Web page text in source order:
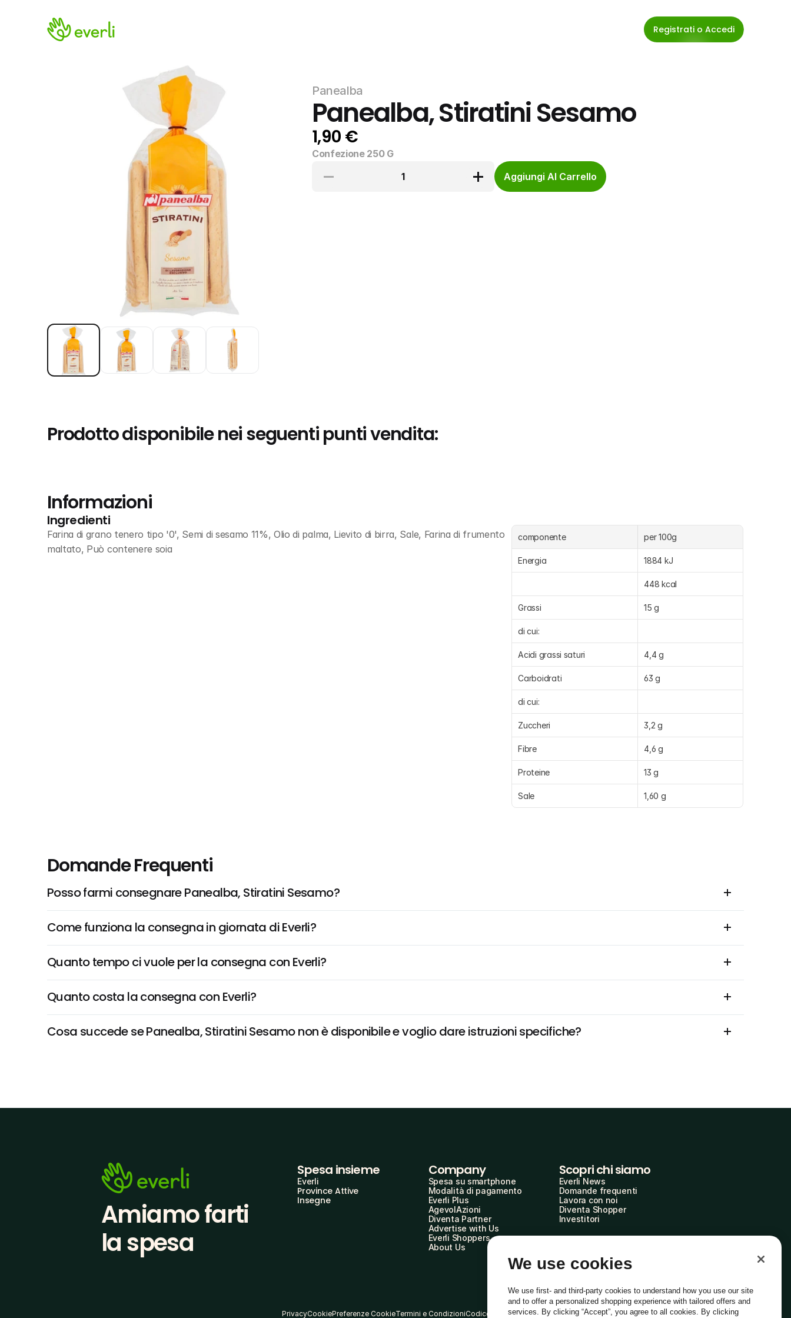
Registrati o Accedi
Panealba
Panealba, Stiratini Sesamo
1,90 €
Confezione 250 G
1
Aggiungi Al Carrello
Prodotto disponibile nei seguenti punti vendita:
Informazioni
Ingredienti
Farina di grano tenero tipo '0', Semi di sesamo 11%, Olio di palma, Lievito di birra, Sale, Farina di frumento
maltato, Può contenere soia
componente per 100g
Energia 1884 kJ
448 kcal
Grassi 15 g
di cui:
Acidi grassi saturi 4,4 g
Carboidrati 63 g
di cui:
Zuccheri 3,2 g
Fibre 4,6 g
Proteine 13 g
Sale 1,60 g
Domande Frequenti
Posso farmi consegnare Panealba, Stiratini Sesamo?
Come funziona la consegna in giornata di Everli?
Quanto tempo ci vuole per la consegna con Everli?
Quanto costa la consegna con Everli?
Cosa succede se Panealba, Stiratini Sesamo non è disponibile e voglio dare istruzioni specifiche?
Amiamo farti
la spesa
Spesa insieme
Everli
Province Attive
Insegne
Company
Spesa su smartphone
Modalità di pagamento
Everli Plus
AgevolAzioni
Diventa Partner
Advertise with Us
Everli Shoppers
About Us
Scopri chi siamo
Everli News
Domande frequenti
Lavora con noi
Diventa Shopper
Investitori
PrivacyCookiePreferenze CookieTermini e CondizioniCodice Etico
We use cookies
We use first- and third-party cookies to understand how you use our site
and to offer a personalized shopping experience with tailored offers and
services. By clicking “Accept”, you agree to all cookies. By clicking